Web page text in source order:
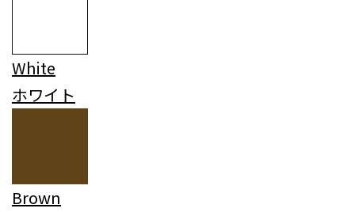
White
ホワイト
Brown